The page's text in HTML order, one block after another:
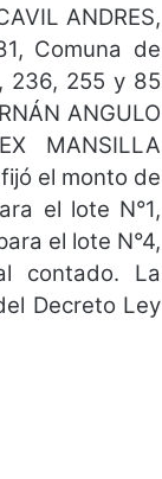
ANDRES,
Comuna de
236, 255 y 85
ANGULO
MANSILLA
el monto de
el lote N°1,
el lote N°4,
contado. La
Decreto Ley